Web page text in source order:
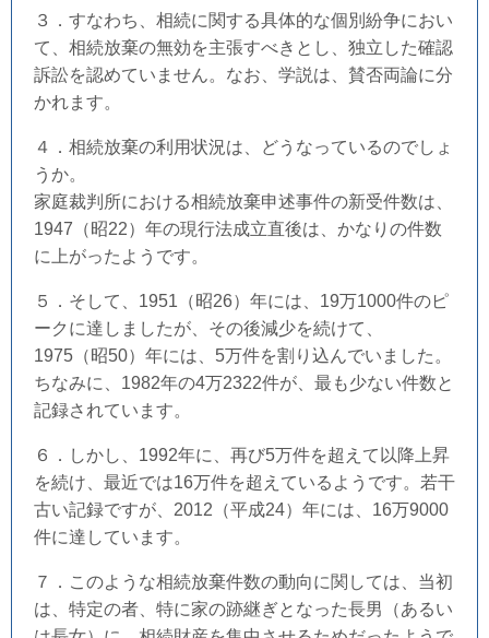
３．すなわち、相続に関する具体的な個別紛争におい
て、相続放棄の無効を主張すべきとし、独立した確認
訴訟を認めていません。なお、学説は、賛否両論に分
かれます。
４．相続放棄の利用状況は、どうなっているのでしょ
うか。
家庭裁判所における相続放棄申述事件の新受件数は、
1947（昭22）年の現行法成立直後は、かなりの件数
に上がったようです。
５．そして、1951（昭26）年には、19万1000件のピ
ークに達しましたが、その後減少を続けて、
1975（昭50）年には、5万件を割り込んでいました。
ちなみに、1982年の4万2322件が、最も少ない件数と
記録されています。
６．しかし、1992年に、再び5万件を超えて以降上昇
を続け、最近では16万件を超えているようです。若干
古い記録ですが、2012（平成24）年には、16万9000
件に達しています。
７．このような相続放棄件数の動向に関しては、当初
は、特定の者、特に家の跡継ぎとなった長男（あるい